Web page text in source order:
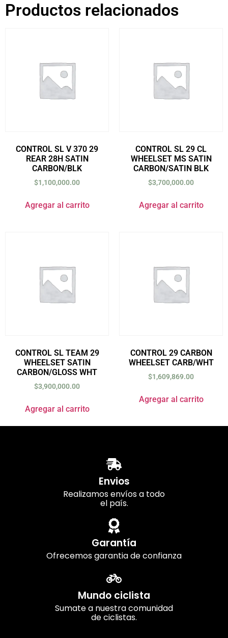
Productos relacionados
CONTROL SL V 370 29
REAR 28H SATIN
CARBON/BLK
$1,100,000.00
Agregar al carrito
CONTROL SL 29 CL
WHEELSET MS SATIN
CARBON/SATIN BLK
$3,700,000.00
Agregar al carrito
CONTROL SL TEAM 29
WHEELSET SATIN
CARBON/GLOSS WHT
$3,900,000.00
Agregar al carrito
CONTROL 29 CARBON
WHEELSET CARB/WHT
$1,609,869.00
Agregar al carrito
Envios
Realizamos envíos a todo
el país.
Garantía
Ofrecemos garantia de confianza
Mundo ciclista
Sumate a nuestra comunidad
de ciclistas.